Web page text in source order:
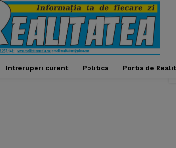
Intreruperi curent Politica Portia de